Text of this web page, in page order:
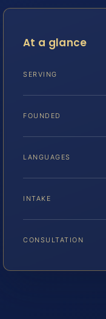
At a glance
SERVING
FOUNDED
LANGUAGES
INTAKE
CONSULTATION